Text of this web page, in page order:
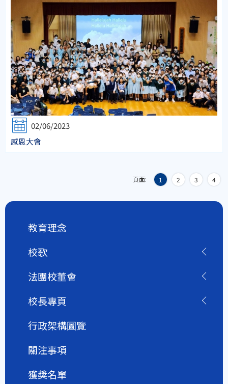
02/06/2023
感恩大會
頁面: 1 2 3 4
教育理念
校歌
法團校董會
校長專頁
行政架構圖覽
關注事項
獲獎名單